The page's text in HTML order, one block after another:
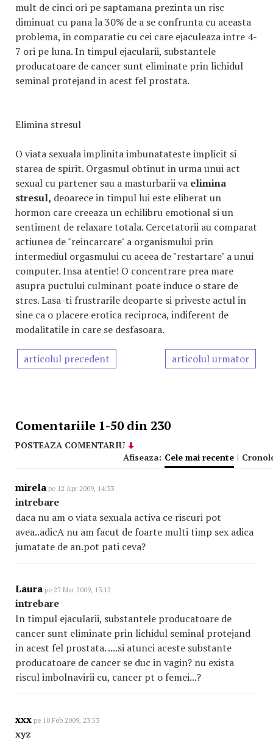
mult de cinci ori pe saptamana prezinta un risc
diminuat cu pana la 30% de a se confrunta cu aceasta
problema, in comparatie cu cei care ejaculeaza intre 4-
7 ori pe luna. In timpul ejacularii, substantele
producatoare de cancer sunt eliminate prin lichidul
seminal protejand in acest fel prostata.
Elimina stresul
O viata sexuala implinita imbunatateste implicit si
starea de spirit. Orgasmul obtinut in urma unui act
sexual cu partener sau a masturbarii va elimina
stresul, deoarece in timpul lui este eliberat un
hormon care creeaza un echilibru emotional si un
sentiment de relaxare totala. Cercetatorii au comparat
actiunea de "reincarcare" a organismului prin
intermediul orgasmului cu aceea de "restartare" a unui
computer. Insa atentie! O concentrare prea mare
asupra puctului culminant poate induce o stare de
stres. Lasa-ti frustrarile deoparte si priveste actul in
sine ca o placere erotica reciproca, indiferent de
modalitatile in care se desfasoara.
articolul precedent articolul urmator
Comentariile 1-50 din 230
POSTEAZA COMENTARIU
Afiseaza: Cele mai recente |
mirela pe 12 Apr 2009, 14:33
intrebare
daca nu am o viata sexuala activa ce riscuri pot
avea..adicA nu am facut de foarte multi timp sex adica
jumatate de an.pot pati ceva?
Laura pe 27 Mar 2009, 13:12
intrebare
In timpul ejacularii, substantele producatoare de
cancer sunt eliminate prin lichidul seminal protejand
in acest fel prostata. ....si atunci aceste substante
producatoare de cancer se duc in vagin? nu exista
riscul imbolnavirii cu, cancer pt o femei...?
xxx pe 10 Feb 2009, 23:53
xyz